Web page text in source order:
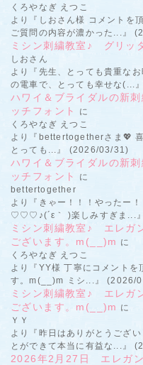
くろやなぎ えつこ
より『しおさん様 コメントを
ご質問の内容が濃かった...』
ミシン刺繍教室♪ グリッ
しおさん
より『先生、とっても貴重な
の電車で、とっても幸せな(...
ハワイ＆ブライダルの新
ッチフォント
に
くろやなぎ えつこ
より『bettertogetherさま💖 喜
とっても...』 (2026/03/31)
ハワイ＆ブライダルの新
ッチフォント
に
bettertogether
より『きゃー！！！やったー
♡♡♡♪(´ε｀ )楽しみすぎま...
ミシン刺繍教室♪ エレガ
ございます。m(__)m に
くろやなぎ えつこ
より『YY様 丁寧にコメントを
す。m(__)m ミシ...』 (2026/
ミシン刺繍教室♪ エレガ
ございます。m(__)m に
ＹＹ
より『昨日はありがとうござ
とができて本当に有益な...』
2026年2月27日 エレガン